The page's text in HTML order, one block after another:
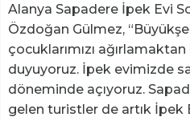
Alanya Sapadere İpek Evi
Özdoğan Gülmez,
çocuklarımızı
duyuyoruz. İpek evimizde
döneminde açıyoruz.
gelen turistler de artık İpek